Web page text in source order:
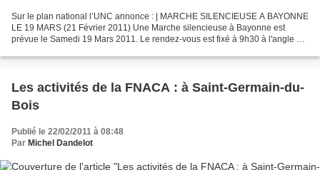
Sur le plan national l’UNC annonce : | MARCHE SILENCIEUSE A BAYONNE
LE 19 MARS (21 Février 2011) Une Marche silencieuse à Bayonne est
prévue le Samedi 19 Mars 2011. Le rendez-vous est fixé à 9h30 à l'angle du
Les activités de la FNACA : à Saint-Germain-du-
Bois
Publié le 22/02/2011 à 08:48
Par Michel Dandelot